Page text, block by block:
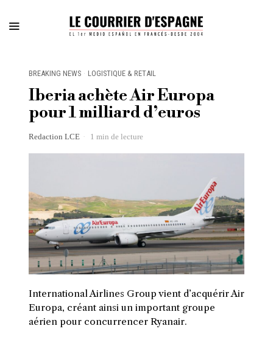
BREAKING NEWS · LOGISTIQUE & RETAIL
Iberia achète Air Europa
pour 1 milliard d’euros
Redaction LCE 1 min de lecture
International Airlines Group vient d’acquérir Air
Europa, créant ainsi un important groupe
aérien pour concurrencer Ryanair.